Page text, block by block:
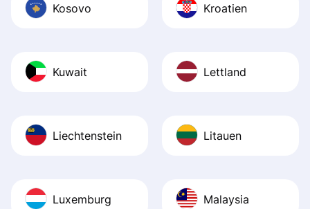
Kosovo Kroatien
Kuwait Lettland
Liechtenstein Litauen
Luxemburg Malaysia